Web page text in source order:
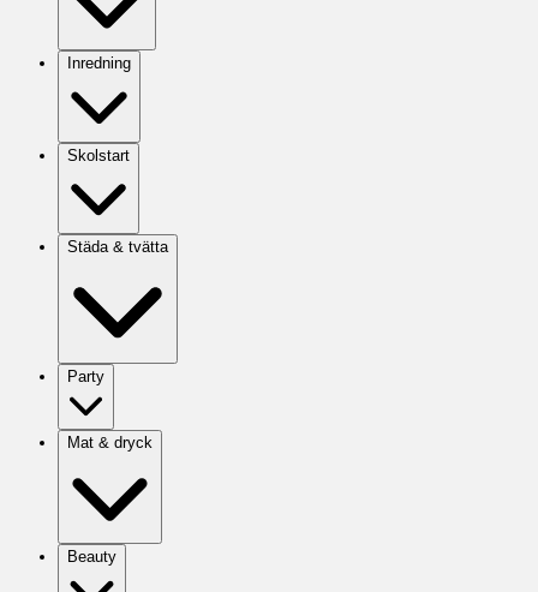
Inredning
Skolstart
Städa & tvätta
Party
Mat & dryck
Beauty